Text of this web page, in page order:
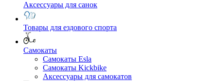
Аксессуары для санок
Товары для ездового спорта
Cамокаты
Самокаты Esla
Самокаты Kickbike
Аксессуары для самокатов